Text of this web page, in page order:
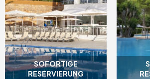
SOFORTIGE
RESERVIERUNG